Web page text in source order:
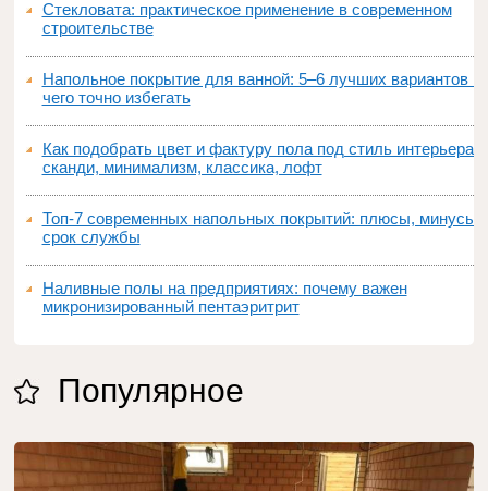
Стекловата: практическое применение в современном
строительстве
Напольное покрытие для ванной: 5–6 лучших вариантов и
чего точно избегать
Как подобрать цвет и фактуру пола под стиль интерьера:
сканди, минимализм, классика, лофт
Топ‑7 современных напольных покрытий: плюсы, минусы,
срок службы
Наливные полы на предприятиях: почему важен
микронизированный пентаэритрит
Популярное